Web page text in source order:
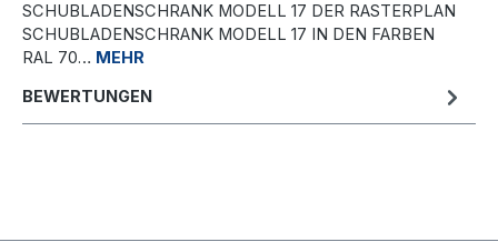
SCHUBLADENSCHRANK MODELL 17 DER RASTERPLAN
SCHUBLADENSCHRANK MODELL 17 IN DEN FARBEN
RAL 70… MEHR
BEWERTUNGEN